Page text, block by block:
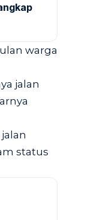
warga
jalan
status